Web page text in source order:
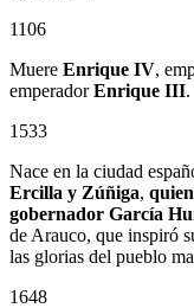
1106
Muere Enrique IV,
emperadorEnrique III.
1533
Nace en la ciudad
Ercilla y Zúñiga,
gobernador García
de Arauco, que inspiró
las glorias del pueblo
1648